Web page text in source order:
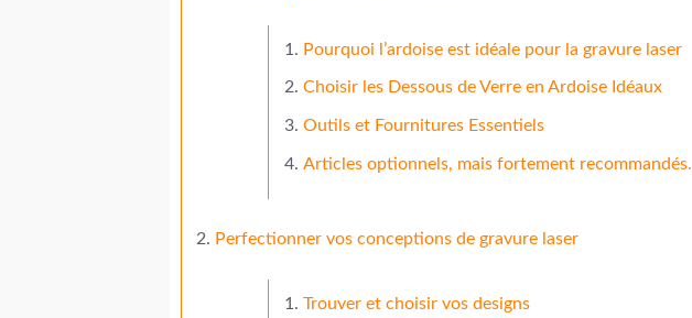
Pourquoi l’ardoise est idéale pour la gravure laser
Choisir les Dessous de Verre en Ardoise Idéaux
Outils et Fournitures Essentiels
Articles optionnels, mais fortement recommandés.
Perfectionner vos conceptions de gravure laser
Trouver et choisir vos designs